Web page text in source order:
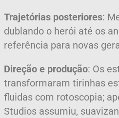
Trajetórias posteriores:
dublando o herói até os
referência para novas
Direção e produção: Os
transformaram tirinhas
fluidas com rotoscopia;
Studios assumiu,